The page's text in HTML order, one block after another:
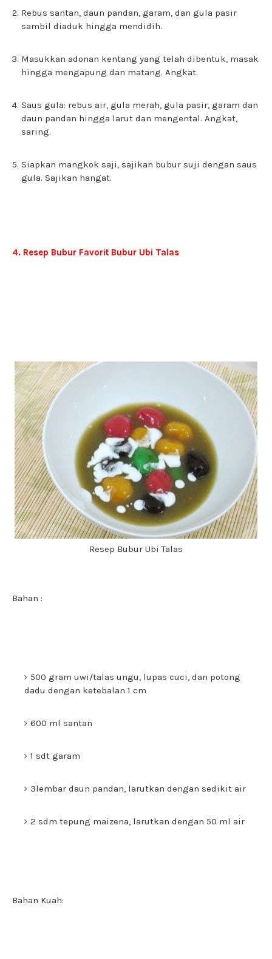
Rebus santan, daun pandan, garam, dan gula pasir
sambil diaduk hingga mendidih.
Masukkan adonan kentang yang telah dibentuk, masak
hingga mengapung dan matang. Angkat.
Saus gula: rebus air, gula merah, gula pasir, garam dan
daun pandan hingga larut dan mengental. Angkat,
saring.
Siapkan mangkok saji, sajikan bubur suji dengan saus
gula. Sajikan hangat.
4. Resep Bubur Favorit Bubur Ubi Talas
Resep Bubur Ubi Talas
Bahan :
500 gram uwi/talas ungu, lupas cuci, dan potong
dadu dengan ketebalan 1 cm
600 ml santan
1 sdt garam
3lembar daun pandan, larutkan dengan sedikit air
2 sdm tepung maizena, larutkan dengan 50 ml air
Bahan Kuah: